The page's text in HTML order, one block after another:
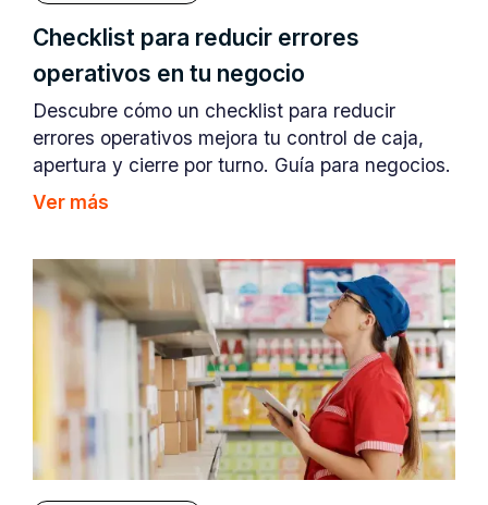
Checklist para reducir errores
operativos en tu negocio
Descubre cómo un checklist para reducir
errores operativos mejora tu control de caja,
apertura y cierre por turno. Guía para negocios.
Ver más